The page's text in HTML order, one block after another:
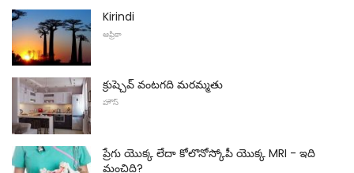
Kirindi
ఆఫ్రికా
క్రుష్చెవ్ వంటగది మరమ్మతు
హౌస్
ప్రేగు యొక్క లేదా కోలొనోస్కోపీ యొక్క MRI - ఇది
మంచిది?